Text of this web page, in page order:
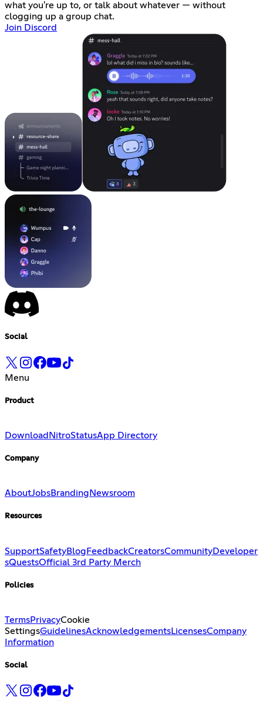
what you're up to, or talk about whatever — without
clogging up a group chat.
Join Discord
Social
Menu
Product
Download NitroStatusApp Directory
Company
AboutJobsBranding Newsroom
Resources
SupportSafetyBlog FeedbackCreatorsCommunityDeveloper
sQuestsOfficial 3rd Party Merch
Policies
TermsPrivacyCookie
SettingsGuidelinesAcknowledgementsLicensesCompany
Information
Social